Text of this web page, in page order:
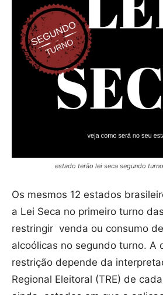
estado terão lei seca segundo
Os mesmos 12 estados
a Lei Seca no primeiro turno
restringir venda ou consumo
alcoólicas no segundo turno. A
restrição depende da
Regional Eleitoral (TRE) de